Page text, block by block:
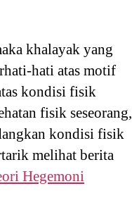
khalayak yang
hati atas motif
kondisi fisik
fisik seseorang,
kondisi fisik
melihat berita
Hegemoni